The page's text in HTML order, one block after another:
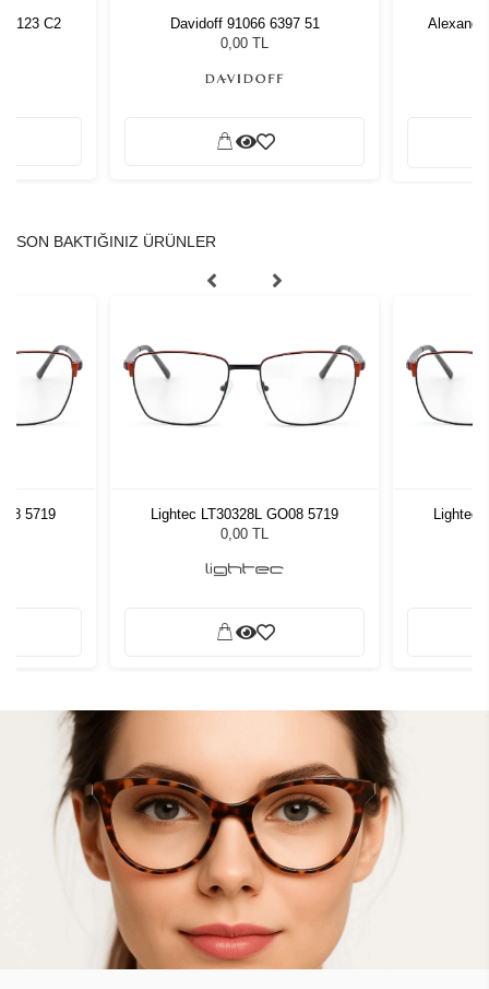
C2
Davidoff 91066 6397 51
0,00 TL
SON BAKTIĞINIZ ÜRÜNLER
5719
Lightec LT30328L GO08 5719
0,00 TL
Lightec